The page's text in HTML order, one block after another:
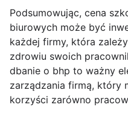
Podsumowując, cena
biurowych może być
każdej firmy, która
zdrowiu swoich
dbanie o bhp to ważny
zarządzania firmą, który
korzyści zarówno